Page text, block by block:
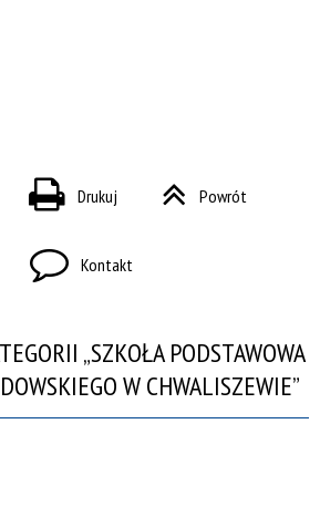
Drukuj Powrót
Kontakt
„SZKOŁA PODSTAWOWA
W CHWALISZEWIE”